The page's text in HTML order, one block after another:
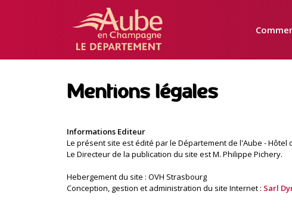
Mentions légales
Informations Editeur
Le présent site est édité par le Département de l'Aube - Hôtel
Le Directeur de la publication du site est M. Philippe Pichery.
Hebergement du site : OVH Strasbourg
Conception, gestion et administration du site Internet : Sarl